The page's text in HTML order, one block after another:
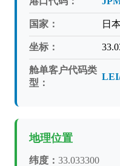
国家： 日
坐标：
舱单客户代码类
型：
地理位置
纬度： 33.033300